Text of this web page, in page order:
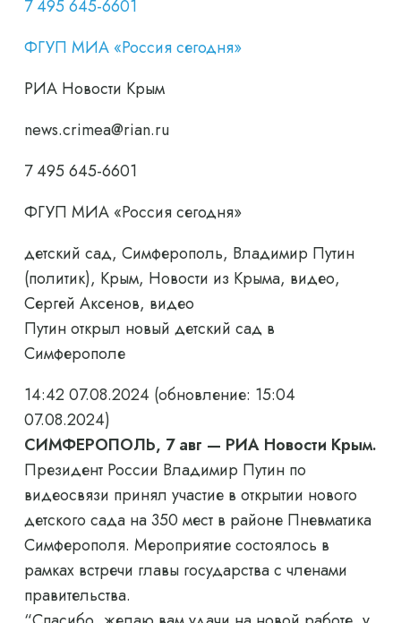
7 495 645-6601
ФГУП МИА «Россия сегодня»
РИА Новости Крым
news.crimea@rian.ru
7 495 645-6601
ФГУП МИА «Россия сегодня»
детский сад, Симферополь, Владимир Путин
(политик), Крым, Новости из Крыма, видео,
Сергей Аксенов, видео
Путин открыл новый детский сад в
Симферополе
14:42 07.08.2024 (обновление: 15:04
07.08.2024)
СИМФЕРОПОЛЬ, 7 авг — РИА Новости Крым.
Президент России Владимир Путин по
видеосвязи принял участие в открытии нового
детского сада на 350 мест в районе Пневматика
Симферополя. Мероприятие состоялось в
рамках встречи главы государства с членами
правительства.